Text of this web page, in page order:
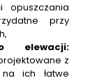
opuszczania
przy
elewacji:
z
ich łatwe